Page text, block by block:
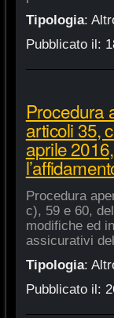
Tipologia:
Pubblicato il:
Procedura
articoli 35,
aprile
Procedura
c), 59 e 60,
modifiche ed
assicurativi
Tipologia:
Pubblicato il: